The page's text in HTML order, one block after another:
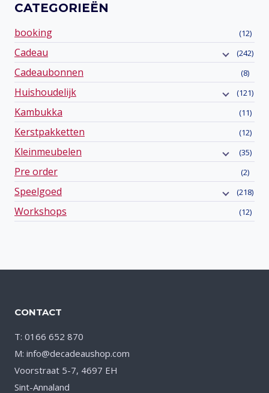
CATEGORIEËN
booking (12)
Cadeau (242)
Cadeaubonnen (8)
Huishoudelijk (121)
Kambukka (11)
Kerstpakketten (12)
Kleinmeubelen (35)
Pre order (2)
Speelgoed (218)
Workshops (12)
CONTACT
T: 0166 652 870
M: info@decadeaushop.com
Voorstraat 5-7, 4697 EH
Sint-Annaland